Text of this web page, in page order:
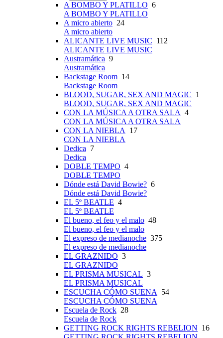
A BOMBO Y PLATILLO 6
A BOMBO Y PLATILLO
A micro abierto 24
A micro abierto
ALICANTE LIVE MUSIC 112
ALICANTE LIVE MUSIC
Austramática 9
Austramática
Backstage Room 14
Backstage Room
BLOOD, SUGAR, SEX AND MAGIC 1
BLOOD, SUGAR, SEX AND MAGIC
CON LA MÚSICA A OTRA SALA 4
CON LA MÚSICA A OTRA SALA
CON LA NIEBLA 17
CON LA NIEBLA
Dedica 7
Dedica
DOBLE TEMPO 4
DOBLE TEMPO
Dónde está David Bowie? 6
Dónde está David Bowie?
EL 5º BEATLE 4
EL 5º BEATLE
El bueno, el feo y el malo 48
El bueno, el feo y el malo
El expreso de medianoche 375
El expreso de medianoche
EL GRAZNIDO 3
EL GRAZNIDO
EL PRISMA MUSICAL 3
EL PRISMA MUSICAL
ESCUCHA CÓMO SUENA 54
ESCUCHA CÓMO SUENA
Escuela de Rock 28
Escuela de Rock
GETTING ROCK RIGHTS REBELION 16